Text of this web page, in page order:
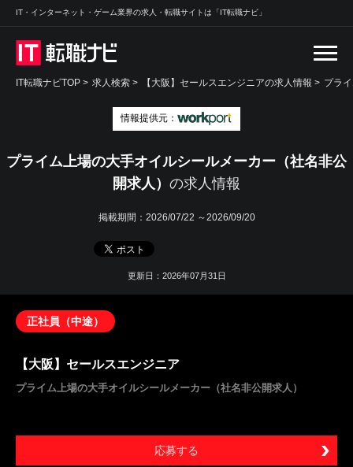
IT・インターネット・ゲーム業界の求人・転職サイトは「IT転職ナビ」
IT転職ナビTOP > 求人検索 > 【大阪】セールスエンジニアの求人情報 > プラ
情報提供元：
プライム上場の大手オイルシールメーカー（社名非公
開求人） の求人情報
掲載期間： 2026/07/22 ～2026/09/20
更新日：2026年07月31日
正社員（中途）
【大阪】セールスエンジニア
プライム上場の大手オイルシールメーカー（社名非公開求人）
応募する